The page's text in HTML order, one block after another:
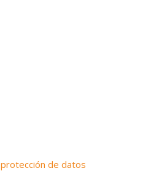
de datos